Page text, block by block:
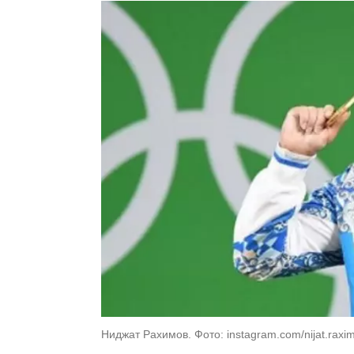
Ниджат Рахимов. Фото: instagram.com/